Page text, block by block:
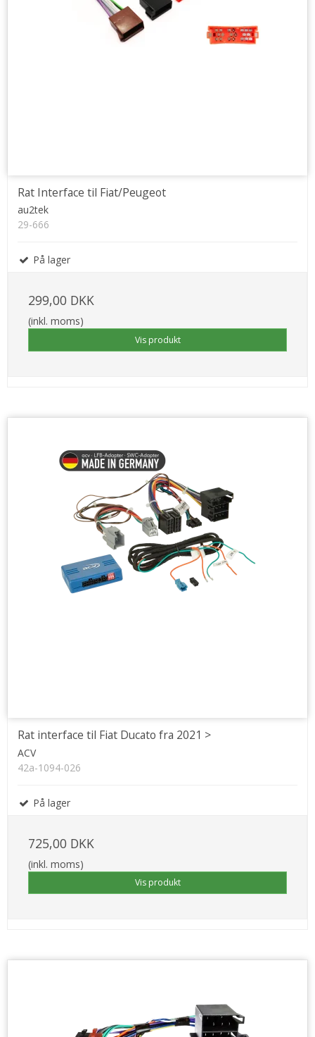
Rat Interface til Fiat/Peugeot
au2tek
29-666
På lager
299,00 DKK
(inkl. moms)
Vis produkt
Rat interface til Fiat Ducato fra 2021 >
ACV
42a-1094-026
På lager
725,00 DKK
(inkl. moms)
Vis produkt